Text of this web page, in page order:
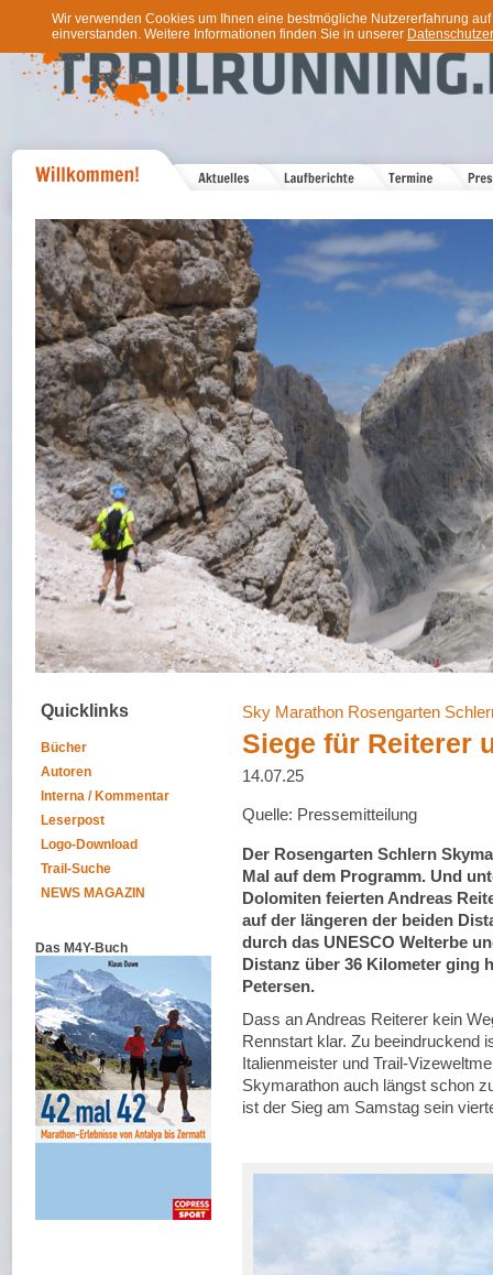
Wir verwenden Cookies um Ihnen eine bestmögliche Nutzererfahrung
einverstanden. Weitere Informationen finden Sie in unserer
Quicklinks
Bücher
Autoren
Interna / Kommentar
Leserpost
Logo-Download
Trail-Suche
NEWS MAGAZIN
Das M4Y-Buch
Sky Marathon Rosengarten
Siege für Reiterer
14.07.25
Quelle: Pressemitteilung
Der Rosengarten Schlern
Mal auf dem Programm. Und
Dolomiten feierten Andreas
auf der längeren der beiden
durch das UNESCO Welterbe
Distanz über 36 Kilometer ging
Petersen.
Dass an Andreas Reiterer kein
Rennstart klar. Zu beeindruckend
Italienmeister und Trail-
Skymarathon auch längst schon
ist der Sieg am Samstag sein